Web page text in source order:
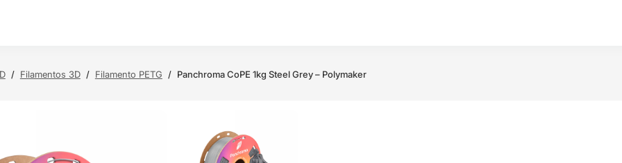
/ Filamentos 3D / Filamento PETG / Panchroma CoPE 1kg Steel Grey – Polymaker